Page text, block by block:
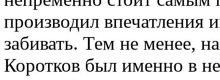
производил впечатления
забивать. Тем не менее,
Коротков был именно в